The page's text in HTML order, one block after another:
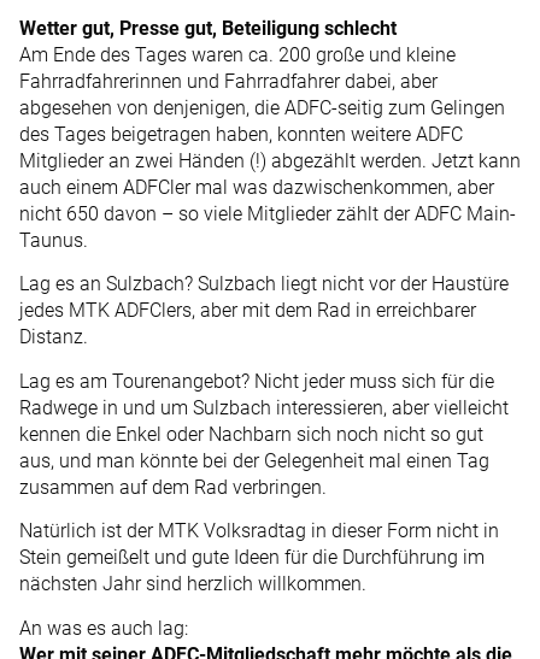
Wetter gut, Presse gut, Beteiligung schlecht
Am Ende des Tages waren ca. 200 große und kleine
Fahrradfahrerinnen und Fahrradfahrer dabei, aber
abgesehen von denjenigen, die ADFC-seitig zum Gelingen
des Tages beigetragen haben, konnten weitere ADFC
Mitglieder an zwei Händen (!) abgezählt werden. Jetzt kann
auch einem ADFCler mal was dazwischenkommen, aber
nicht 650 davon – so viele Mitglieder zählt der ADFC Main-
Taunus.
Lag es an Sulzbach? Sulzbach liegt nicht vor der Haustüre
jedes MTK ADFClers, aber mit dem Rad in erreichbarer
Distanz.
Lag es am Tourenangebot? Nicht jeder muss sich für die
Radwege in und um Sulzbach interessieren, aber vielleicht
kennen die Enkel oder Nachbarn sich noch nicht so gut
aus, und man könnte bei der Gelegenheit mal einen Tag
zusammen auf dem Rad verbringen.
Natürlich ist der MTK Volksradtag in dieser Form nicht in
Stein gemeißelt und gute Ideen für die Durchführung im
nächsten Jahr sind herzlich willkommen.
An was es auch lag:
Wer mit seiner ADFC-Mitgliedschaft mehr möchte als die